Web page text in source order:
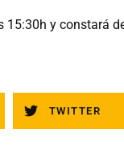
15:30h y constará
TWITTER